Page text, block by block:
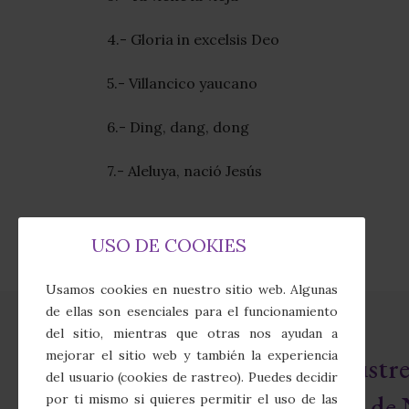
4.- Gloria in excelsis Deo
5.- Villancico yaucano
6.- Ding, dang, dong
7.- Aleluya, nació Jesús
Real e
USO DE COOKIES
Usamos cookies en nuestro sitio web. Algunas
de ellas son esenciales para el funcionamiento
del sitio, mientras que otras nos ayudan a
mejorar el sitio web y también la experiencia
del usuario (cookies de rastreo). Puedes decidir
por ti mismo si quieres permitir el uso de las